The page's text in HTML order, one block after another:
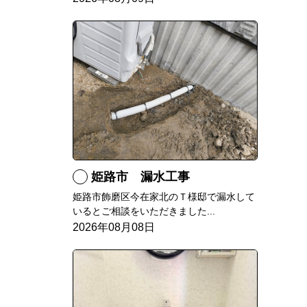
姫路市 漏水工事
姫路市飾磨区今在家北のＴ様邸で漏水して
いるとご相談をいただきました...
2026年08月08日